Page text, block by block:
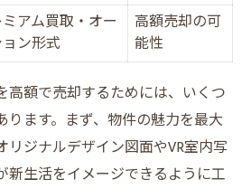
アム買取・オー
ン形式
高額売却の可
能性
高額で売却するためには、いくつ
ります。まず、物件の魅力を最大
リジナルデザイン図面やVR室内写
新生活をイメージできるように工